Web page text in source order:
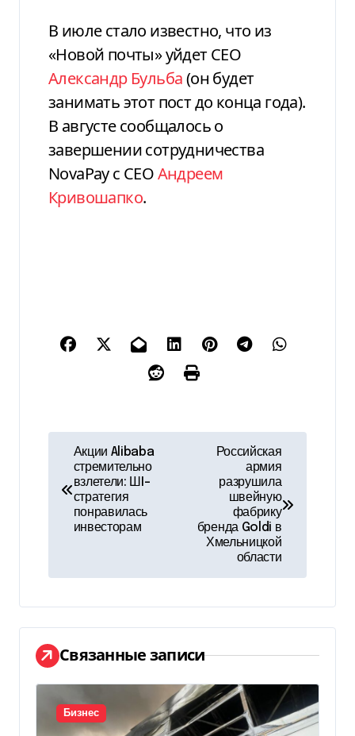
В июле стало известно, что из
«Новой почты» уйдет СЕО
Александр Бульба(он будет
занимать этот пост до конца года).
В августе сообщалось о
завершении сотрудничества
NovaPay с СЕОАндреем
Кривошапко.
г
а
ц
и
я
Акции Alibaba
стремительно
взлетели: ШI-
стратегия
понравилась
инвесторам
Российская
армия
разрушила
швейную
фабрику
бренда Goldi в
Хмельницкой
области
Связанные записи
Бизнес